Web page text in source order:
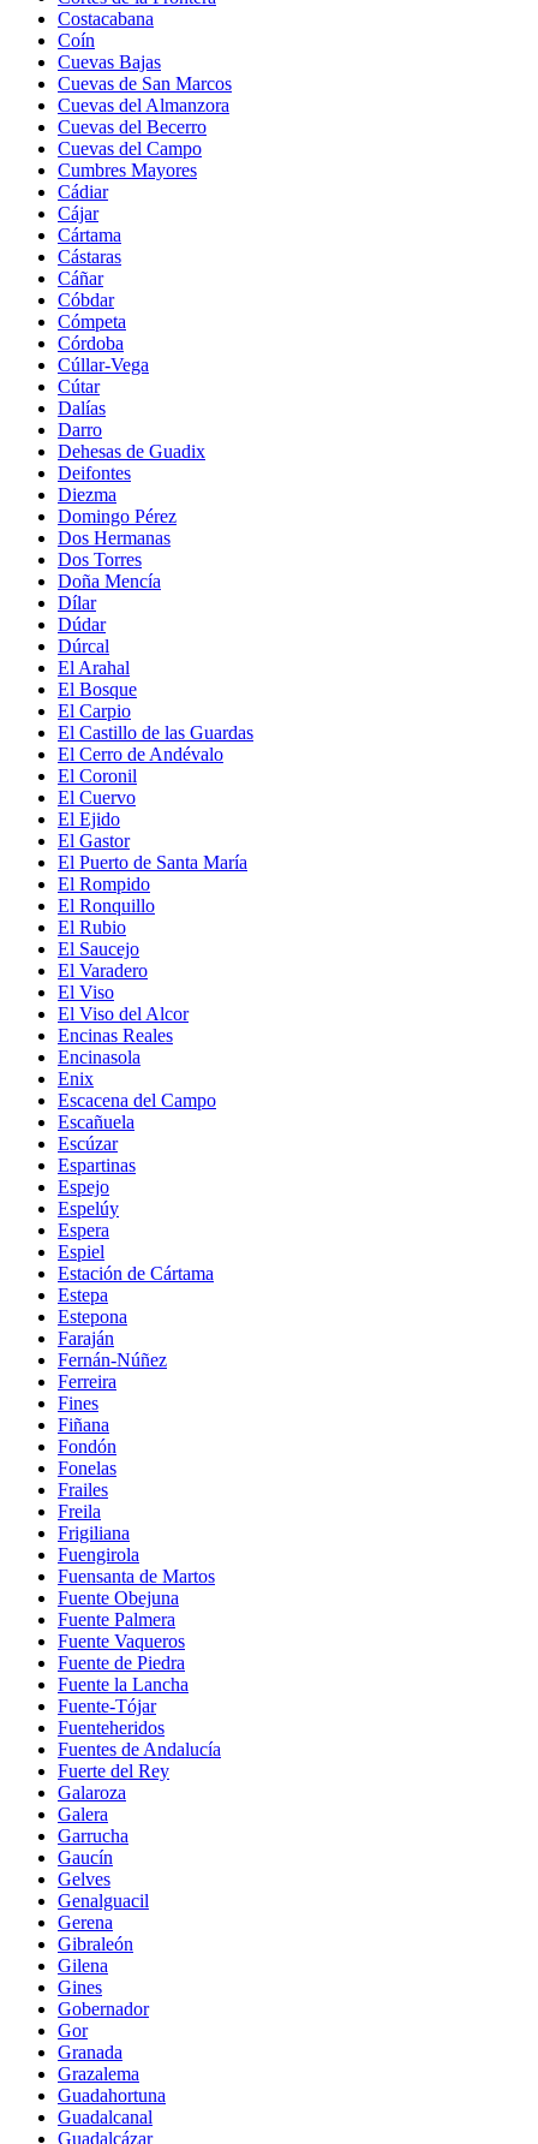
Costacabana
Coín
Cuevas Bajas
Cuevas de San Marcos
Cuevas del Almanzora
Cuevas del Becerro
Cuevas del Campo
Cumbres Mayores
Cádiar
Cájar
Cártama
Cástaras
Cáñar
Cóbdar
Cómpeta
Córdoba
Cúllar-Vega
Cútar
Dalías
Darro
Dehesas de Guadix
Deifontes
Diezma
Domingo Pérez
Dos Hermanas
Dos Torres
Doña Mencía
Dílar
Dúdar
Dúrcal
El Arahal
El Bosque
El Carpio
El Castillo de las Guardas
El Cerro de Andévalo
El Coronil
El Cuervo
El Ejido
El Gastor
El Puerto de Santa María
El Rompido
El Ronquillo
El Rubio
El Saucejo
El Varadero
El Viso
El Viso del Alcor
Encinas Reales
Encinasola
Enix
Escacena del Campo
Escañuela
Escúzar
Espartinas
Espejo
Espelúy
Espera
Espiel
Estación de Cártama
Estepa
Estepona
Faraján
Fernán-Núñez
Ferreira
Fines
Fiñana
Fondón
Fonelas
Frailes
Freila
Frigiliana
Fuengirola
Fuensanta de Martos
Fuente Obejuna
Fuente Palmera
Fuente Vaqueros
Fuente de Piedra
Fuente la Lancha
Fuente-Tójar
Fuenteheridos
Fuentes de Andalucía
Fuerte del Rey
Galaroza
Galera
Garrucha
Gaucín
Gelves
Genalguacil
Gerena
Gibraleón
Gilena
Gines
Gobernador
Gor
Granada
Grazalema
Guadahortuna
Guadalcanal
Guadalcázar